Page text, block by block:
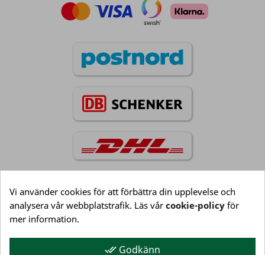
Information
Vi använder cookies för att förbättra din upplevelse och
analysera vår webbplatstrafik. Läs vår cookie-policy för
mer information.
done_all Godkänn